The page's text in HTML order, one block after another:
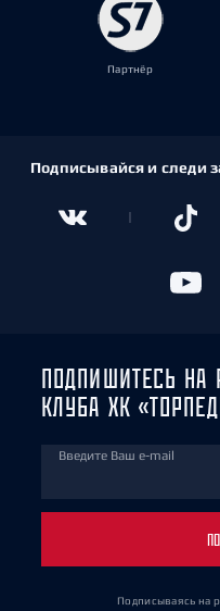
Партнёр
Подписывайся и следи
ПОДПИШИТЕСЬ НА
КЛУБА ХК
Введите Ваш e-mail
Подписываясь на